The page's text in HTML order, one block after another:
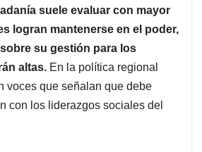
suele evaluar con mayor
logran mantenerse en el poder,
su gestión para los
altas. En la política regional
voces que señalan que debe
con los liderazgos sociales del